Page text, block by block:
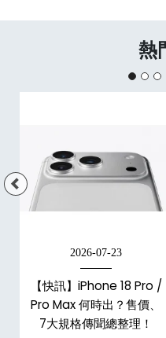
熱
2026-07-23
【快訊】iPhone 18 Pro /
Pro Max 何時出？售價、
7大規格傳聞總整理！